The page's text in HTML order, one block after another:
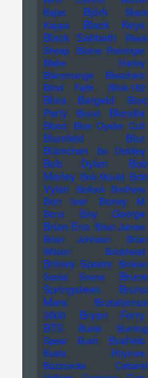
Bajas
Björk
Black
Kappa
Black Keys
Black Sabbath
Black
Sheep
Blaine Reininger
Blake Harley
Blancmange
Bleachers
Blind Faith
Blink-182
Blixa Bargeld
Bloc
Party
Blond Blondie
Blood Blue Oyster Cult
Blumfeld Blur
Blümchen Bo Diddley
Bob Dylan
Bob
Marley Bob Mould Bob
Vylan
Bollock Brothers
Bon Iver Boney M
Bono Boy George
Brian Eno Brian James
Brian Johnson
Brian
Wilson
Brickhead
Britney Spears
Broken
Social Scene
Bruce
Springsteen
Bruno
Mars
Brutalismus
3000
Bryan Ferry
BTS
Burial
Burning
Spear
Bush Bushido
Busta Rhymes
Buzzcocks
Cabaret